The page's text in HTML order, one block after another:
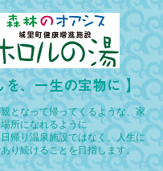
を、一生の宝物に 】
となって帰ってくるような、家
所になれるように
帰り温泉施設ではなく、人生に
り続けることを目指します。